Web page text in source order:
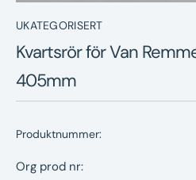
UKATEGORISERT
Kvartsrör för Van
405mm
Produktnummer:
Org prod nr: